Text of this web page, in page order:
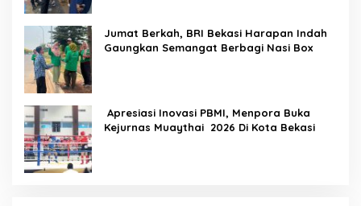
Jumat Berkah, BRI Bekasi Harapan Indah
Gaungkan Semangat Berbagi Nasi Box
Apresiasi Inovasi PBMI, Menpora Buka
Kejurnas Muaythai 2026 Di Kota Bekasi